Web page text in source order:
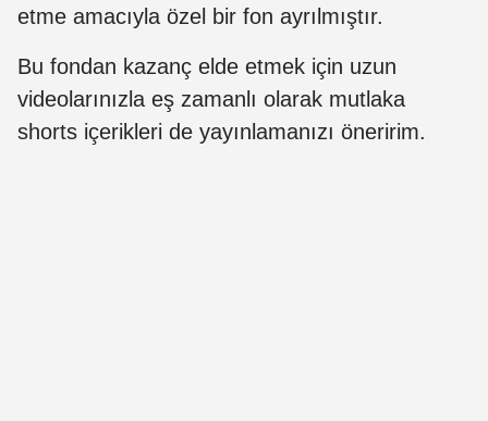
etme amacıyla özel bir fon ayrılmıştır.
Bu fondan kazanç elde etmek için uzun
videolarınızla eş zamanlı olarak mutlaka
shorts içerikleri de yayınlamanızı öneririm.